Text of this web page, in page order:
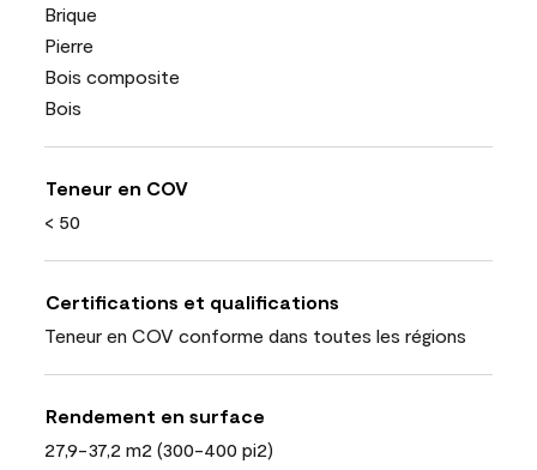
Brique
Pierre
Bois composite
Bois
Teneur en COV
< 50
Certifications et qualifications
Teneur en COV conforme dans toutes les régions
Rendement en surface
27,9-37,2 m2 (300-400 pi2)